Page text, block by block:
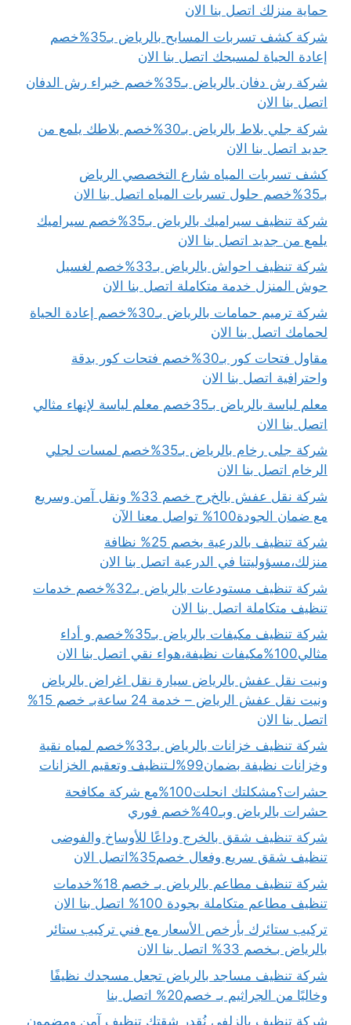
حماية منزلك اتصل بنا الان
شركة كشف تسربات المسابح بالرياض بـ35%خصم
إعادة الحياة لمسبحك اتصل بنا الان
شركة رش دفان بالرياض بـ35%خصم خبراء رش الدفان
اتصل بنا الان
شركة جلي بلاط بالرياض بـ30%خصم بلاطك يلمع من
جديد اتصل بنا الان
كشف تسربات المياه شارع التخصصي الرياض
بـ35%خصم حلول تسربات المياه اتصل بنا الان
شركة تنظيف سيراميك بالرياض بـ35%خصم سيراميك
يلمع من جديد اتصل بنا الان
شركة تنظيف احواش بالرياض بـ33%خصم لغسيل
حوش المنزل خدمة متكاملة اتصل بنا الان
شركة ترميم حمامات بالرياض بـ30%خصم إعادة الحياة
لحمامك اتصل بنا الان
مقاول فتحات كور بـ30%خصم فتحات كور بدقة
واحترافية اتصل بنا الان
معلم لياسة بالرياض بـ35خصم معلم لياسة لإنهاء مثالي
اتصل بنا الان
شركة جلى رخام بالرياض بـ35%خصم لمسات لجلي
الرخام اتصل بنا الان
شركة نقل عفش بالخرج خصم 33% ونقل آمن وسريع
مع ضمان الجودة100% تواصل معنا الآن
شركة تنظيف بالدرعية بخصم 25% نظافة
منزلك،مسؤوليتنا في الدرعية اتصل بنا الان
شركة تنظيف مستودعات بالرياض بـ32%خصم خدمات
تنظيف متكاملة اتصل بنا الان
شركة تنظيف مكيفات بالرياض بـ35%خصم و أداء
مثالي100%مكيفات نظيفة،هواء نقي اتصل بنا الان
ونيت نقل عفش بالرياض سيارة نقل اغراض بالرياض
ونيت نقل عفش الرياض – خدمة 24 ساعةبـ خصم 15%
اتصل بنا الان
شركة تنظيف خزانات بالرياض بـ33%خصم لمياه نقية
وخزانات نظيفة بضمان99%لـتنظيف وتعقيم الخزانات
حشرات؟مشكلتك انحلت100%مع شركة مكافحة
حشرات بالرياض وبـ40%خصم فوري
شركة تنظيف شقق بالخرج وداعًا للأوساخ والفوضى
تنظيف شقق سريع وفعال خصم35%اتصل الان
شركة تنظيف مطاعم بالرياض بـ خصم 18%خدمات
تنظيف مطاعم متكاملة بجودة 100% اتصل بنا الان
تركيب ستائرك بأرخص الأسعار مع فني تركيب ستائر
بالرياض بـخصم 33% اتصل بنا الان
شركة تنظيف مساجد بالرياض تجعل مسجدك نظيفًا
وخاليًا من الجراثيم بـ خصم20% اتصل بنا
شركة تنظيف بالزلفي نُقدر شقتك تنظيف آمن ومضمون